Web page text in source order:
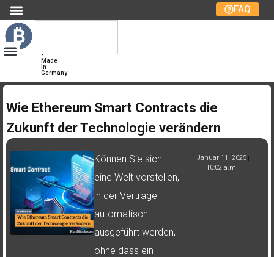
FAQ
-
Made
in
Germany
Wie Ethereum Smart Contracts die
Zukunft der Technologie verändern
Können Sie sich
eine Welt vorstellen,
in der Verträge
automatisch
ausgeführt werden,
ohne dass ein
Januar 11, 2025
10:02 a.m.